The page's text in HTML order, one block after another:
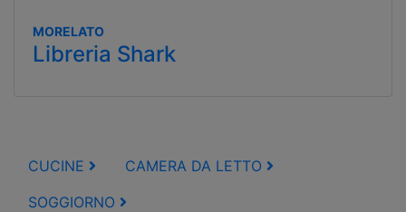
MORELATO
Libreria Shark
CUCINE
CAMERA DA LETTO
SOGGIORNO